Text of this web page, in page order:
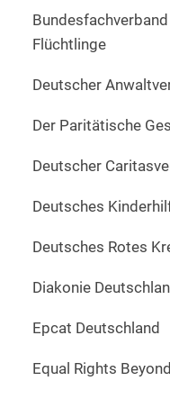
Flüchtlinge
Deutscher
Der Paritätische
Deutscher
Deutsches
Deutsches Rotes
Diakonie
Epcat Deutschland
Equal Rights